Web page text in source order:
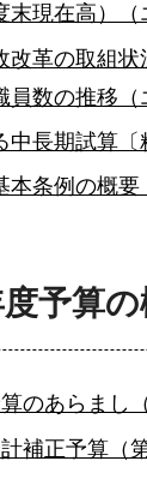
現在高）（
改革の取組状
員数の推移（
中長期試算
条例の概要
度予算
のあらまし
補正予算（